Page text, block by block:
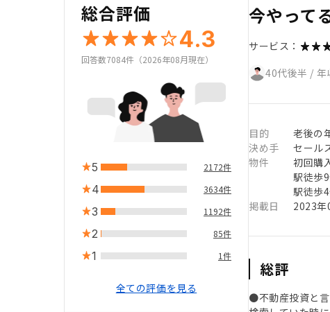
総合評価
4.3
回答数7084件（2026年08月現在）
5 2172件
4 3634件
3 1192件
2 85件
1 1件
全ての評価を見る
今やって
サービス：
40代後半 / 年
目的
老後の
決め手
セール
物件
初回購
駅徒歩
駅徒歩
掲載日
2023年
総評
●不動産投資と